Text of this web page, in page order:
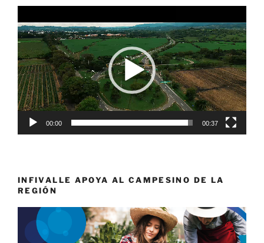
de
vídeo
00:00 00:37
INFIVALLE APOYA AL CAMPESINO DE LA
REGIÓN